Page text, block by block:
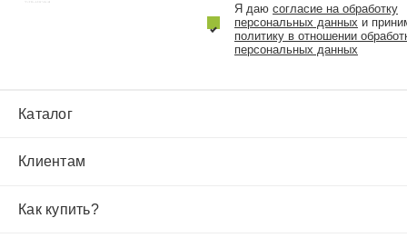
Каталог
Клиентам
Как купить?
Я даю согласие на обработку
персональных данных и
политику в отношении
персональных данных